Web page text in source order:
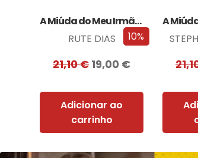
10%
A Miúda do Meu Irmão – Edição…
RUTE DIAS
21,10€19,00 €
Adicionar ao
carrinho